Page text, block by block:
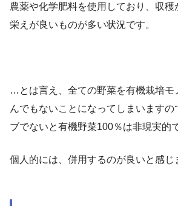
農薬や化学肥料を使用しており、収穫
栄えが良いものが多い状況です。
…とは言え、全ての野菜を有機栽培モ
んでもないことになってしまいますの
ブでないと有機野菜100％は非現実的
個人的には、併用するのが良いと感じ